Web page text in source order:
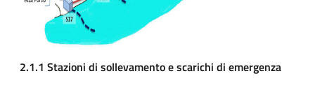
2.1.1 Stazioni di sollevamento e scarichi di emergenza